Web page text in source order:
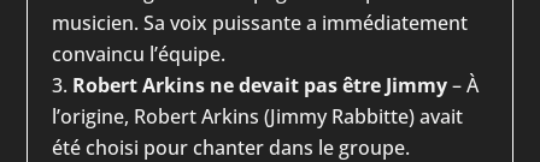
musicien. Sa voix puissante a immédiatement
convaincu l’équipe.
Robert Arkins ne devait pas être Jimmy– À
l’origine, Robert Arkins (Jimmy Rabbitte) avait
été choisi pour chanter dans le groupe.